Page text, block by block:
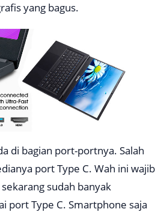
yang bagus.
di bagian port-portnya. Salah
port Type C. Wah ini wajib
sudah banyak
port Type C. Smartphone saja